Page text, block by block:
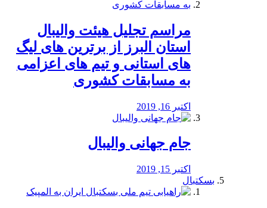
مراسم تجلیل هیئت والیبال
استان البرز از برترین های لیگ
های استانی و تیم های اعزامی
به مسابقات کشوری
اکتبر 16, 2019
جام جهانی والیبال
اکتبر 15, 2019
بسکتبال